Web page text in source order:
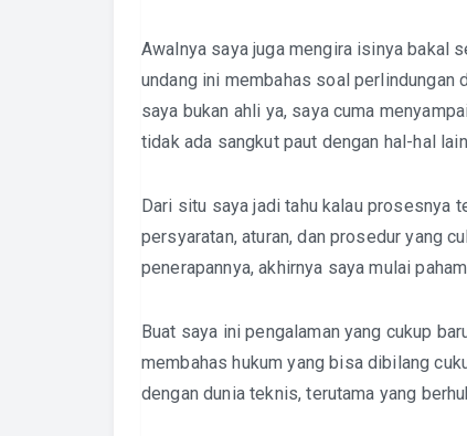
Awalnya saya juga mengira isinya bakal
undang ini membahas soal perlindungan
saya bukan ahli ya, saya cuma
tidak ada sangkut paut dengan hal-hal
Dari situ saya jadi tahu kalau prosesnya
persyaratan, aturan, dan prosedur yang
penerapannya, akhirnya saya mulai
Buat saya ini pengalaman yang cukup
membahas hukum yang bisa dibilang
dengan dunia teknis, terutama yang